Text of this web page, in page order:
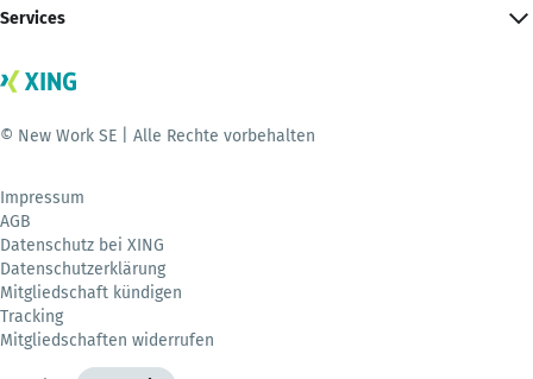
Services
© New Work SE | Alle Rechte vorbehalten
Impressum
AGB
Datenschutz bei XING
Datenschutzerklärung
Mitgliedschaft kündigen
Tracking
Mitgliedschaften widerrufen